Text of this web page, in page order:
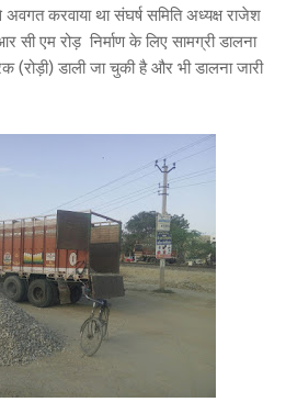
करवाया था संघर्ष समिति अध्यक्ष राजेश
सी एम रोड़ निर्माण के लिए सामग्री डालना
डाली जा चुकी है और भी डालना जारी